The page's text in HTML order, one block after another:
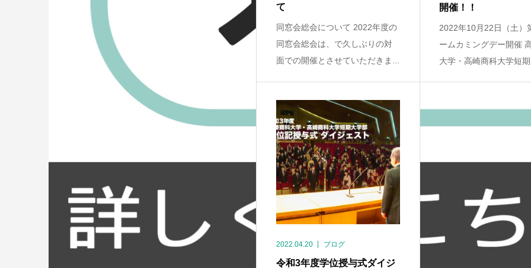
て
同窓会総会について 2022年度の
同窓会総会は、で久しぶりの対
面での開催とさせていただきま...
開催！！
2022年10月22日（土）
ームカミングデー開催
大学・高崎商科大学短
2022.04.20 ブログ
令和3年度学位授与式ダイジ